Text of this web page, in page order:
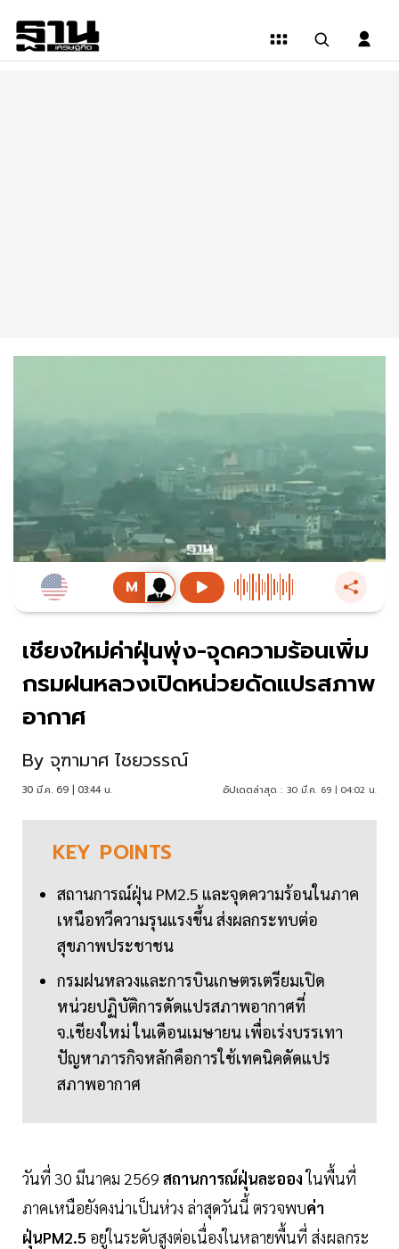
เชียงใหม่ค่าฝุ่นพุ่ง-จุดความร้อนเพิ่ม
กรมฝนหลวงเปิดหน่วยดัดแปรสภาพ
อากาศ
By จุฑามาศ ไชยวรรณ์
30 มี.ค. 69 | 03:44 น. อัปเดตล่าสุด : 30 มี.ค. 69 | 04:02 น.
KEY POINTS
สถานการณ์ฝุ่น PM2.5 และจุดความร้อนในภาค
เหนือทวีความรุนแรงขึ้น ส่งผลกระทบต่อ
สุขภาพประชาชน
กรมฝนหลวงและการบินเกษตรเตรียมเปิด
หน่วยปฏิบัติการดัดแปรสภาพอากาศที่
จ.เชียงใหม่ ในเดือนเมษายน เพื่อเร่งบรรเทา
ปัญหาภารกิจหลักคือการใช้เทคนิคดัดแปร
สภาพอากาศ
วันที่ 30 มีนาคม 2569 สถานการณ์ฝุ่นละอองในพื้นที่
ภาคเหนือยังคงน่าเป็นห่วง ล่าสุดวันนี้ ตรวจพบค่า
ฝุ่นPM2.5 อยู่ในระดับสูงต่อเนื่องในหลายพื้นที่ ส่งผลกระ